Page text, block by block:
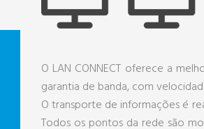
O LAN CONNECT oferece a
garantia de banda, com
O transporte de informações é
Todos os pontos da rede são